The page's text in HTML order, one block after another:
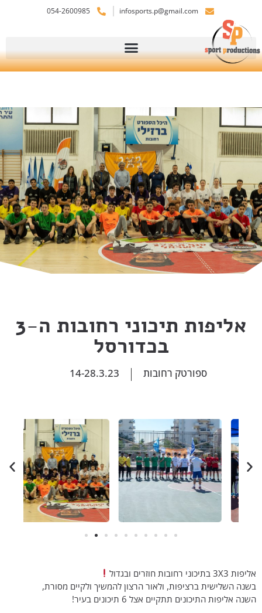
infosports.p@gmail.com
054-2600985
אליפות תיכוני רחובות ה-3
בכדורסל
ספורטק רחובות 14-28.3.23
אליפות 3X3 בתיכוני רחובות חוזרים ובגדול
בשנה השלישית ברציפות, ולאור הרצון להמשיך ולקיים מסורת,
השנה אליפות התיכונים תתקיים אצל 6 תיכונים בעיר!